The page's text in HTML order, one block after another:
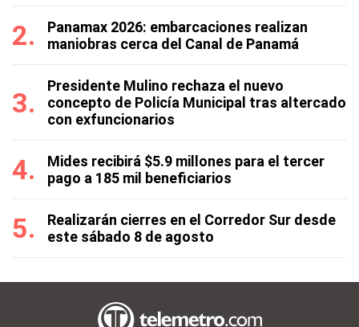
Panamax 2026: embarcaciones realizan
maniobras cerca del Canal de Panamá
Presidente Mulino rechaza el nuevo
concepto de Policía Municipal tras altercado
con exfuncionarios
Mides recibirá $5.9 millones para el tercer
pago a 185 mil beneficiarios
Realizarán cierres en el Corredor Sur desde
este sábado 8 de agosto